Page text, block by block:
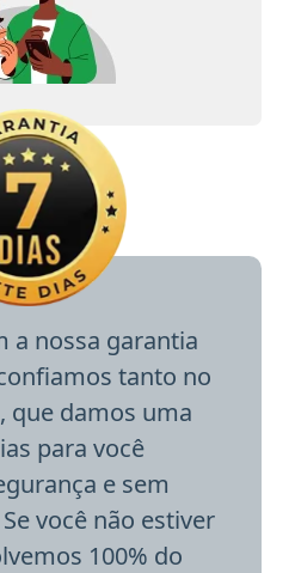
a nossa garantia
tanto no
que damos uma
para você
e sem
você não estiver
100% do